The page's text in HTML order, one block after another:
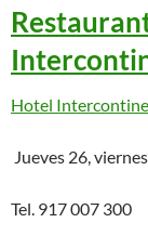
Hotel
Jueves 26,
Tel. 917 007 300